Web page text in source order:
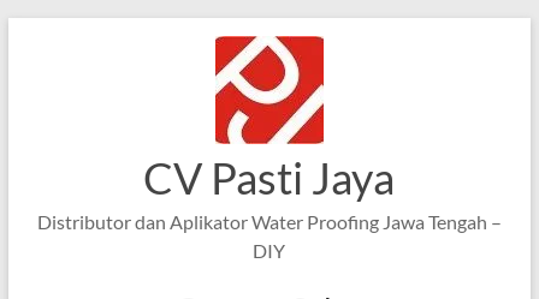
CV Pasti Jaya
Distributor dan Aplikator Water Proofing Jawa Tengah –
DIY